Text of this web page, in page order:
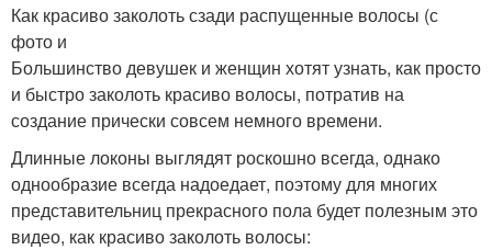
Как красиво заколоть сзади распущенные волосы (с
фото и
Большинство девушек и женщин хотят узнать, как просто
и быстро заколоть красиво волосы, потратив на
создание прически совсем немного времени.
Длинные локоны выглядят роскошно всегда, однако
однообразие всегда надоедает, поэтому для многих
представительниц прекрасного пола будет полезным это
видео, как красиво заколоть волосы: